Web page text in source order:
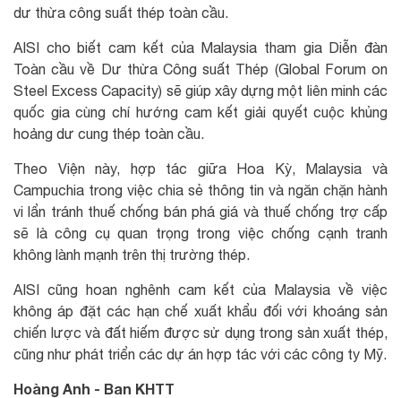
dư thừa công suất thép toàn cầu.
AISI cho biết cam kết của Malaysia tham gia Diễn đàn
Toàn cầu về Dư thừa Công suất Thép (Global Forum on
Steel Excess Capacity) sẽ giúp xây dựng một liên minh các
quốc gia cùng chí hướng cam kết giải quyết cuộc khủng
hoảng dư cung thép toàn cầu.
Theo Viện này, hợp tác giữa Hoa Kỳ, Malaysia và
Campuchia trong việc chia sẻ thông tin và ngăn chặn hành
vi lẩn tránh thuế chống bán phá giá và thuế chống trợ cấp
sẽ là công cụ quan trọng trong việc chống cạnh tranh
không lành mạnh trên thị trường thép.
AISI cũng hoan nghênh cam kết của Malaysia về việc
không áp đặt các hạn chế xuất khẩu đối với khoáng sản
chiến lược và đất hiếm được sử dụng trong sản xuất thép,
cũng như phát triển các dự án hợp tác với các công ty Mỹ.
Hoàng Anh - Ban KHTT